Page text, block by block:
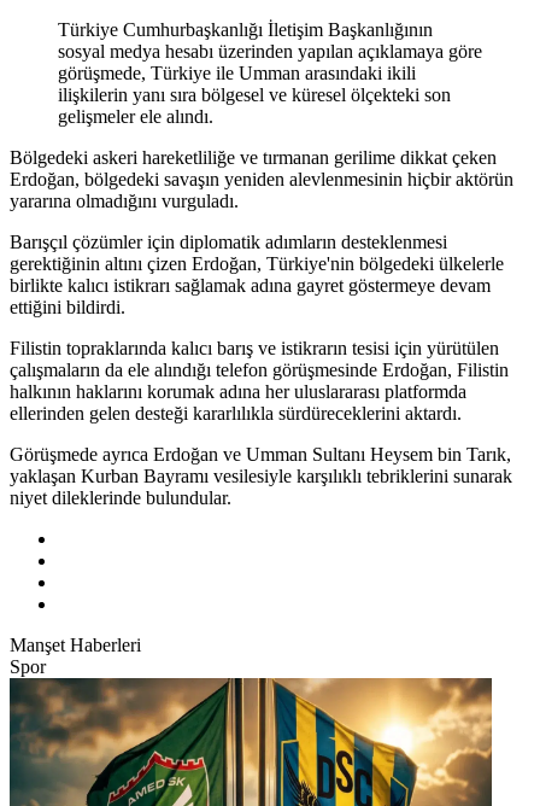
Türkiye Cumhurbaşkanlığı İletişim Başkanlığının
sosyal medya hesabı üzerinden yapılan açıklamaya göre
görüşmede, Türkiye ile Umman arasındaki ikili
ilişkilerin yanı sıra bölgesel ve küresel ölçekteki son
gelişmeler ele alındı.
Bölgedeki askeri hareketliliğe ve tırmanan gerilime dikkat çeken
Erdoğan, bölgedeki savaşın yeniden alevlenmesinin hiçbir aktörün
yararına olmadığını vurguladı.
Barışçıl çözümler için diplomatik adımların desteklenmesi
gerektiğinin altını çizen Erdoğan, Türkiye'nin bölgedeki ülkelerle
birlikte kalıcı istikrarı sağlamak adına gayret göstermeye devam
ettiğini bildirdi.
Filistin topraklarında kalıcı barış ve istikrarın tesisi için yürütülen
çalışmaların da ele alındığı telefon görüşmesinde Erdoğan, Filistin
halkının haklarını korumak adına her uluslararası platformda
ellerinden gelen desteği kararlılıkla sürdüreceklerini aktardı.
Görüşmede ayrıca Erdoğan ve Umman Sultanı Heysem bin Tarık,
yaklaşan Kurban Bayramı vesilesiyle karşılıklı tebriklerini sunarak
niyet dileklerinde bulundular.
Manşet Haberleri
Spor